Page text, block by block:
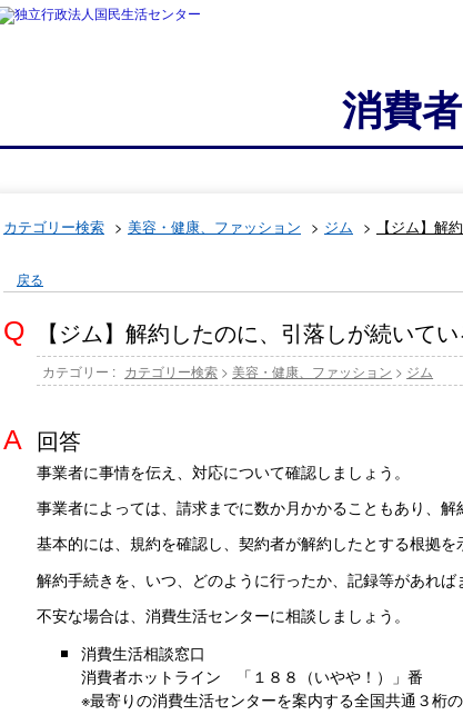
消費
カテゴリー検索 > 美容・健康、ファッション > ジム > 【ジム】解
戻る
【ジム】解約したのに、引落しが続いて
カテゴリー : カテゴリー検索 >美容・健康、ファッション > ジム
回答
事業者に事情を伝え、対応について確認しましょう。
事業者によっては、請求までに数か月かかることもあり、
基本的には、規約を確認し、契約者が解約したとする根拠を
解約手続きを、いつ、どのように行ったか、記録等があれば
不安な場合は、消費生活センターに相談しましょう。
消費生活相談窓口
消費者ホットライン 「１８８（いやや！）」番
※最寄りの消費生活センターを案内する全国共通３桁